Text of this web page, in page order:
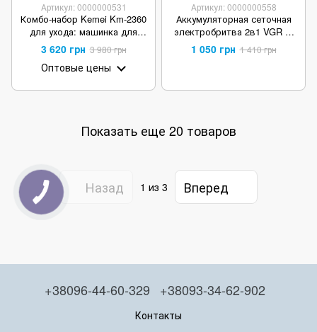
Артикул: 0000000531
Комбо-набор Kemei Km-2360
для ухода: машинка для
стрижки, триммер и
электробритва Shaver
3 620 грн 3 980 грн
Оптовые цены
Артикул: 0000000558
Аккумуляторная сеточная
электробритва 2в1 VGR V-
086 с 4 насадками для
стрижки
1 050 грн 1 410 грн
Показать еще 20 товаров
Назад 1 из 3 Вперед
+38096-44-60-329 +38093-34-62-902
Контакты